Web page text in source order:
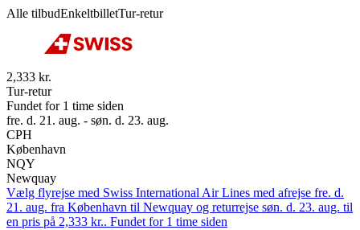
Alle tilbudEnkeltbilletTur-retur
2,333 kr.
Tur-retur
Fundet for 1 time siden
fre. d. 21. aug. - søn. d. 23. aug.
CPH
København
NQY
Newquay
Vælg flyrejse med Swiss International Air Lines med afrejse fre. d.
21. aug. fra København til Newquay og returrejse søn. d. 23. aug. til
en pris på 2,333 kr.. Fundet for 1 time siden